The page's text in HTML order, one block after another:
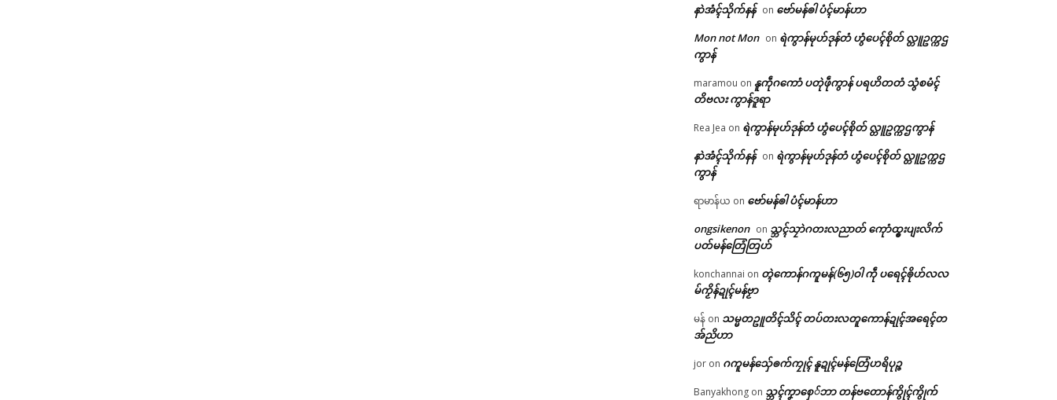
နာဲအံၚ်သိုက်နန် on ဗော်မန်ၜါ ပံၚ်မာန်ဟာ
Mon not Mon on ရဲကွာန်မုဟ်ဒုန်တံ ဟွံပေၚ်စိုတ် လ္တူဥက္ကဌ
ကွာန်
maramou on နူကဵုဂကောံ ပတုဲဖဵုကွာန် ပရဟိတတံ သွံစမံၚ်
တိဗလး ကွာန်ဒူရာ
Rea Jea on ရဲကွာန်မုဟ်ဒုန်တံ ဟွံပေၚ်စိုတ် လ္တူဥက္ကဌကွာန်
နာဲအံၚ်သိုက်နန် on ရဲကွာန်မုဟ်ဒုန်တံ ဟွံပေၚ်စိုတ် လ္တူဥက္ကဌ
ကွာန်
ရာမာန်ယ on ဗော်မန်ၜါ ပံၚ်မာန်ဟာ
ongsikenon on သ္ဘၚ်သၠာဲဂတးလညာတ် ကေုာံထ္ၜးပျးလိက်
ပတ်မန်တြေံတြဟ်
konchannai on တ္ၚဲကောန်ဂကူမန်(၆၅)ဝါ ကဵု ပရေၚ်ၜိုဟ်လလ
မ်ကၟိန်ဍုၚ်မန်ဗၟာ
မန် on သမ္မတဥူတိၚ်သိၚ် တပ်တးလတူကောန်ဍုၚ်အရေၚ်တ
အ်ညိဟာ
jor on ဂကူမန်​သှ်ေၜက်ကၠုၚ် နူဍုၚ်မန်တြေံဟရိပုဉ္ဇ
Banyakhong on သ္ဘၚ်ကၞာစှေ်ဘာ တန်ဗတောန်ကွိုၚ်ကွိုက်